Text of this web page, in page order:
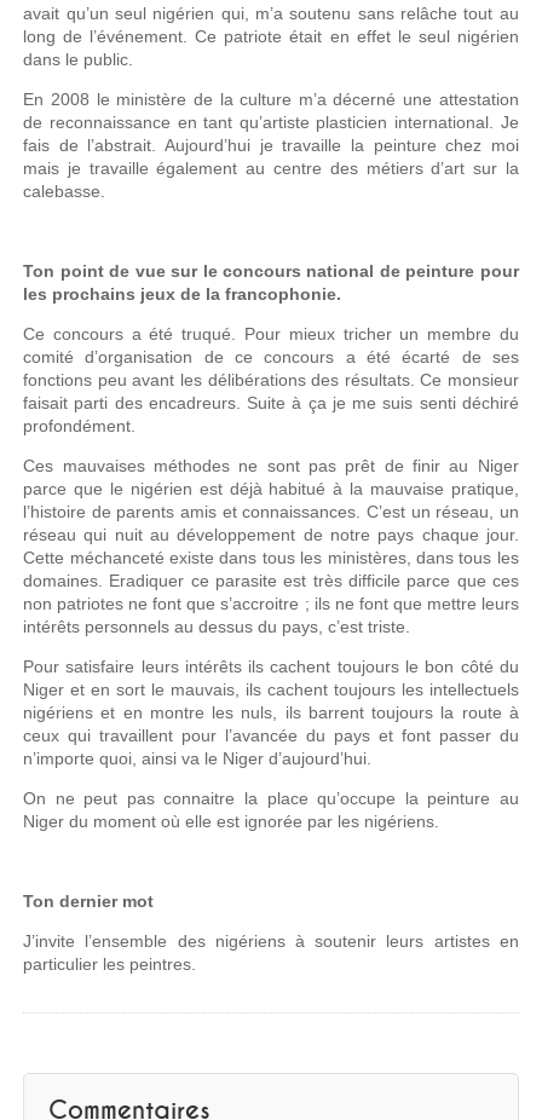
avait qu’un seul nigérien qui, m’a soutenu sans relâche tout au
long de l’événement. Ce patriote était en effet le seul nigérien
dans le public.
En 2008 le ministère de la culture m’a décerné une attestation
de reconnaissance en tant qu’artiste plasticien international. Je
fais de l’abstrait. Aujourd’hui je travaille la peinture chez moi
mais je travaille également au centre des métiers d’art sur la
calebasse.
Ton point de vue sur le concours national de peinture pour
les prochains jeux de la francophonie.
Ce concours a été truqué. Pour mieux tricher un membre du
comité d’organisation de ce concours a été écarté de ses
fonctions peu avant les délibérations des résultats. Ce monsieur
faisait parti des encadreurs. Suite à ça je me suis senti déchiré
profondément.
Ces mauvaises méthodes ne sont pas prêt de finir au Niger
parce que le nigérien est déjà habitué à la mauvaise pratique,
l’histoire de parents amis et connaissances. C’est un réseau, un
réseau qui nuit au développement de notre pays chaque jour.
Cette méchanceté existe dans tous les ministères, dans tous les
domaines. Eradiquer ce parasite est très difficile parce que ces
non patriotes ne font que s’accroitre ; ils ne font que mettre leurs
intérêts personnels au dessus du pays, c’est triste.
Pour satisfaire leurs intérêts ils cachent toujours le bon côté du
Niger et en sort le mauvais, ils cachent toujours les intellectuels
nigériens et en montre les nuls, ils barrent toujours la route à
ceux qui travaillent pour l’avancée du pays et font passer du
n’importe quoi, ainsi va le Niger d’aujourd’hui.
On ne peut pas connaitre la place qu’occupe la peinture au
Niger du moment où elle est ignorée par les nigériens.
Ton dernier mot
J’invite l’ensemble des nigériens à soutenir leurs artistes en
particulier les peintres.
Commentaires